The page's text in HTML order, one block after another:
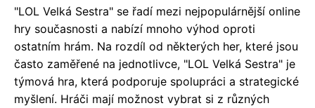
"LOL Velká Sestra" se řadí mezi nejpopulárnější online
hry současnosti a nabízí mnoho výhod oproti
ostatním hrám. Na rozdíl od některých her, které jsou
často zaměřené na jednotlivce, "LOL Velká Sestra" je
týmová hra, která podporuje spolupráci a strategické
myšlení. Hráči mají možnost vybrat si z různých